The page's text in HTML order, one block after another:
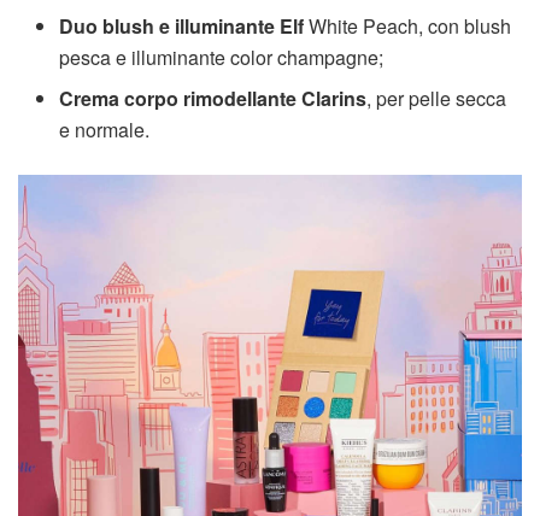
Duo blush e illuminante ElfWhite Peach, con blush
pesca e illuminante color champagne;
Crema corpo rimodellante Clarins, per pelle secca
e normale.